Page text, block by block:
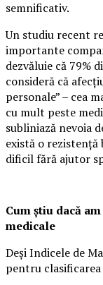
semnificativ.
Un studiu recent
importante
dezvăluie că 79%
consideră că
personale” – cea
cu mult peste
subliniază nevoia
există o rezistență
dificil fără ajutor
Cum știu dacă
medicale
Deși Indicele de
pentru clasificarea